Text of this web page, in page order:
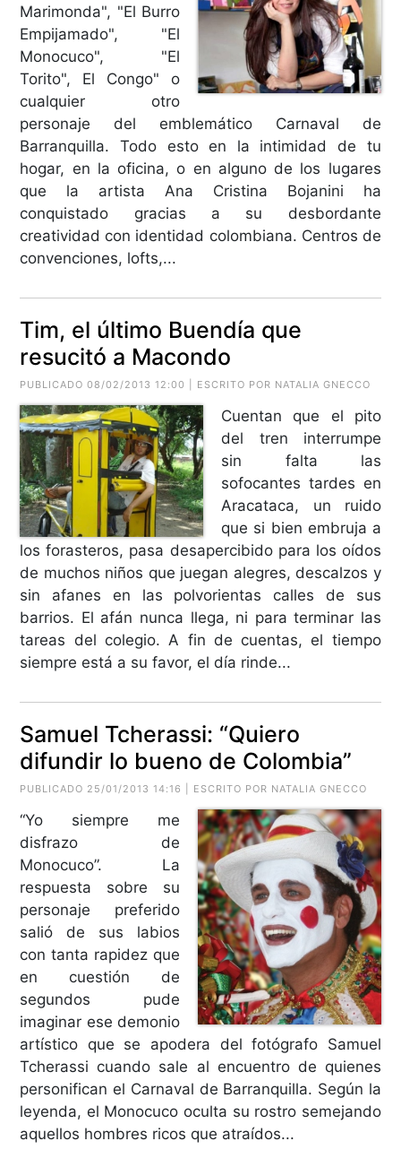
Marimonda", "El Burro
Empijamado", "El
Monocuco", "El
Torito", El Congo" o
cualquier otro
personaje del emblemático Carnaval de
Barranquilla. Todo esto en la intimidad de tu
hogar, en la oficina, o en alguno de los lugares
que la artista Ana Cristina Bojanini ha
conquistado gracias a su desbordante
creatividad con identidad colombiana. Centros de
convenciones, lofts,...
Tim, el último Buendía que
resucitó a Macondo
PUBLICADO 08/02/2013 12:00 | ESCRITO POR NATALIA GNECCO
Cuentan que el pito
del tren interrumpe
sin falta las
sofocantes tardes en
Aracataca, un ruido
que si bien embruja a
los forasteros, pasa desapercibido para los oídos
de muchos niños que juegan alegres, descalzos y
sin afanes en las polvorientas calles de sus
barrios. El afán nunca llega, ni para terminar las
tareas del colegio. A fin de cuentas, el tiempo
siempre está a su favor, el día rinde...
Samuel Tcherassi: “Quiero
difundir lo bueno de Colombia”
PUBLICADO 25/01/2013 14:16 | ESCRITO POR NATALIA GNECCO
“Yo siempre me
disfrazo de
Monocuco”. La
respuesta sobre su
personaje preferido
salió de sus labios
con tanta rapidez que
en cuestión de
segundos pude
imaginar ese demonio
artístico que se apodera del fotógrafo Samuel
Tcherassi cuando sale al encuentro de quienes
personifican el Carnaval de Barranquilla. Según la
leyenda, el Monocuco oculta su rostro semejando
aquellos hombres ricos que atraídos...